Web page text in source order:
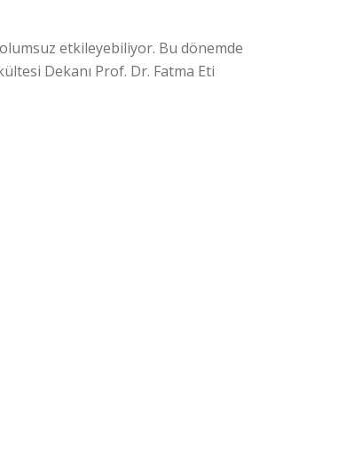
olumsuz etkileyebiliyor. Bu dönemde
Dekanı Prof. Dr. Fatma Eti